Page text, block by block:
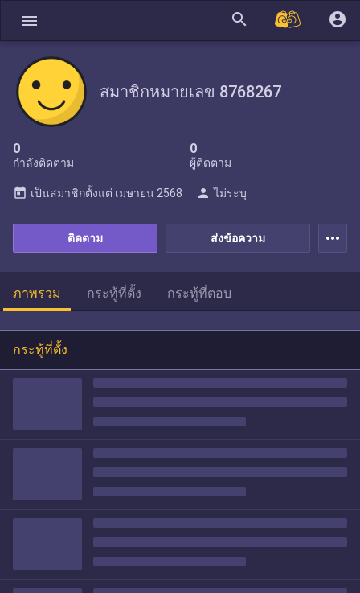
menu search account_circle
สมาชิกหมายเลข 8768267
0
กำลังติดตาม
0
ผู้ติดตาม
ส่งข้อความ
ติดตาม
today เป็นสมาชิกตั้งแต่ เมษายน 2568 person ไม่ระบุ
more_horiz
ภาพรวม กระทู้ที่ตั้ง กระทู้ที่ตอบ
กระทู้ที่ตั้ง